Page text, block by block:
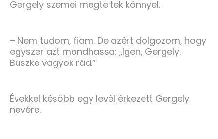
Gergely szemei megteltek könnyel.
– Nem tudom, fiam. De azért dolgozom, hogy
egyszer azt mondhassa: „Igen, Gergely.
Büszke vagyok rád.”
Évekkel később egy levél érkezett Gergely
nevére.